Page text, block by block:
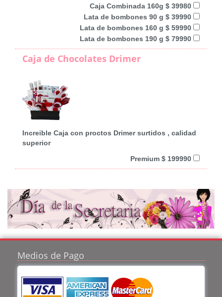
Caja Combinada 160g $ 39980
Lata de bombones 90 g $ 39990
Lata de bombones 160 g $ 59990
Lata de bombones 190 g $ 79990
Caja de Chocolates Drimer
Increible Caja con proctos Drimer surtidos , calidad
superior
Premium $ 199990
Medios de Pago